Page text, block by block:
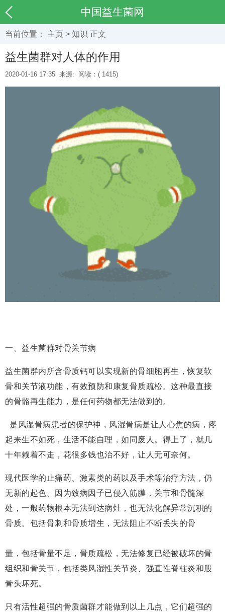
中国益生菌网
当前位置： 主页 > 知识 正文
益生菌群对人体的作用
2020-01-16 17:35 来源: 阅读：( 1415)
一、益生菌群对骨关节病
益生菌群内所含骨质钙可以实现新的骨细胞再生，恢复软
骨和关节液功能，有效预防和康复骨质疏松。这种最直接
的骨骼再生能力，是任何药物都无法做到的。
是风湿骨病患者的保护神，风湿骨病是让人心焦的病，疼
起来生不如死，生活不能自理，如同废人。得上了，就几
十年赖着不走，花很多钱也治不好，让人无可奈何。
现代医学的止痛药、激素类的药以及手术等治疗方法，仍
无新的起色。因为致病因子已侵入筋膜，关节和骨髓深
处，一般药物根本无法到达病灶，也无法化解异常沉积的
骨质。包括骨刺和骨质增生，无法阻止不断丢失的骨
量，包括骨量不足，骨质疏松，无法修复已经被破坏的骨
组织和骨关节，包括类风湿性关节炎、强直性脊柱炎和股
骨头坏死。
只有活性超强的骨质菌群才能做到以上几点，它们超强的